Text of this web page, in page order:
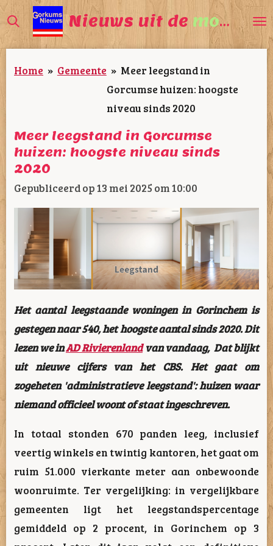
Ga
direct
naar
de
Nieuws uit de mooiste
Home » Gemeente » Meer leegstand in
Gorcumse huizen: hoogste
niveau sinds 2020
Meer leegstand in Gorcumse
huizen: hoogste niveau sinds
2020
Gepubliceerd op 13 mei 2025 om 10:00
Het aantal leegstaande woningen in Gorinchem is
gestegen naar 540, het hoogste aantal sinds 2020. Dit
lezen we inAD Rivierenlandvan vandaag, Dat blijkt
uit nieuwe cijfers van het CBS. Het gaat om
zogeheten 'administratieve leegstand': huizen waar
niemand officieel woont of staat ingeschreven.
In totaal stonden 670 panden leeg, inclusief
veertig winkels en twintig kantoren, het gaat om
ruim 51.000 vierkante meter aan onbewoonde
woonruimte. Ter vergelijking: in vergelijkbare
gemeenten ligt het leegstandspercentage
gemiddeld op 2 procent, in Gorinchem op 3